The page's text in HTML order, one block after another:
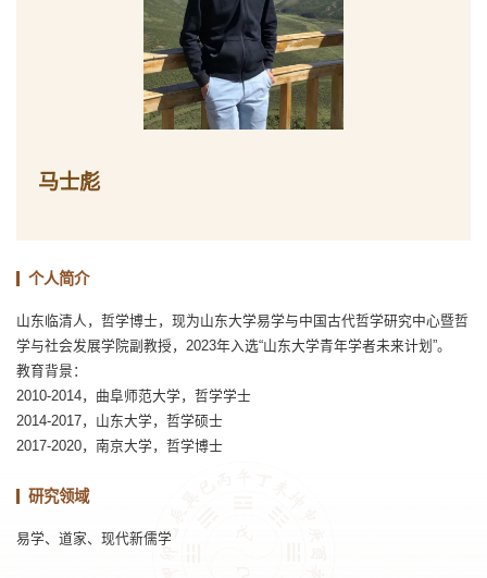
马士彪
个人简介
山东临清人，哲学博士，现为山东大学易学与中国古代哲学研究中心暨哲
学与社会发展学院副教授，2023年入选“山东大学青年学者未来计划”。
教育背景：
2010-2014，曲阜师范大学，哲学学士
2014-2017，山东大学，哲学硕士
2017-2020，南京大学，哲学博士
研究领域
易学、道家、现代新儒学